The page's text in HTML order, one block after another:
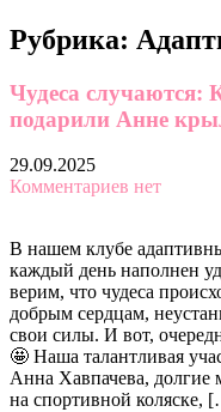
Рубрика:
Чудеса
подарили Анне
29.09.2025
Комментариев нет
В нашем клубе
каждый день наполнен
верим, что чудеса
добрым сердцам,
свои силы. И вот,
🤩 Наша талантливая
Анна Хавпачева, долгие
на спортивной коляске,